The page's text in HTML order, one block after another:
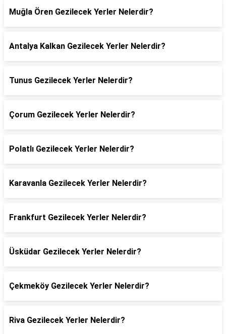
Muğla Ören Gezilecek Yerler Nelerdir?
Antalya Kalkan Gezilecek Yerler Nelerdir?
Tunus Gezilecek Yerler Nelerdir?
Çorum Gezilecek Yerler Nelerdir?
Polatlı Gezilecek Yerler Nelerdir?
Karavanla Gezilecek Yerler Nelerdir?
Frankfurt Gezilecek Yerler Nelerdir?
Üsküdar Gezilecek Yerler Nelerdir?
Çekmeköy Gezilecek Yerler Nelerdir?
Riva Gezilecek Yerler Nelerdir?